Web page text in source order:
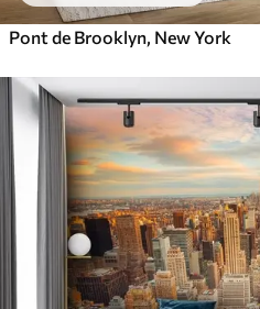
Pont de Brooklyn, New York